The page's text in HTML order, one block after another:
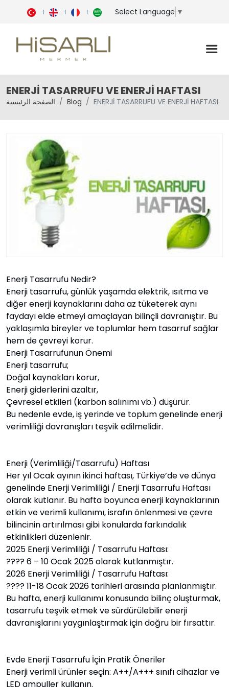
Select Language ▼
ENERJİ TASARRUFU VE ENERJİ HAFTASI
الصفحة الرئيسية Blog ENERJİ TASARRUFU VE ENERJİ HAFTASI
Enerji Tasarrufu Nedir?
Enerji tasarrufu, günlük yaşamda elektrik, ısıtma ve
diğer enerji kaynaklarını daha az tüketerek aynı
faydayı elde etmeyi amaçlayan bilinçli davranıştır. Bu
yaklaşımla bireyler ve toplumlar hem tasarruf sağlar
hem de çevreyi korur.
Enerji Tasarrufunun Önemi
Enerji tasarrufu;
Doğal kaynakları korur,
Enerji giderlerini azaltır,
Çevresel etkileri (karbon salınımı vb.) düşürür.
Bu nedenle evde, iş yerinde ve toplum genelinde enerji
verimliliği davranışları teşvik edilmelidir.
Enerji (Verimliliği/Tasarrufu) Haftası
Her yıl Ocak ayının ikinci haftası, Türkiye’de ve dünya
genelinde Enerji Verimliliği / Enerji Tasarrufu Haftası
olarak kutlanır. Bu hafta boyunca enerji kaynaklarının
etkin ve verimli kullanımı, israfın önlenmesi ve çevre
bilincinin artırılması gibi konularda farkındalık
etkinlikleri düzenlenir.
2025 Enerji Verimliliği / Tasarrufu Haftası:
???? 6 – 10 Ocak 2025 olarak kutlanmıştır.
2026 Enerji Verimliliği / Tasarrufu Haftası:
???? 11-18 Ocak 2026 tarihleri arasında planlanmıştır.
Bu hafta, enerji kullanımı konusunda bilinç oluşturmak,
tasarrufu teşvik etmek ve sürdürülebilir enerji
davranışlarını yaygınlaştırmak için doğru bir fırsattır.
Evde Enerji Tasarrufu İçin Pratik Öneriler
Enerji verimli ürünler seçin: A++/A+++ sınıfı cihazlar ve
LED ampuller kullanın.